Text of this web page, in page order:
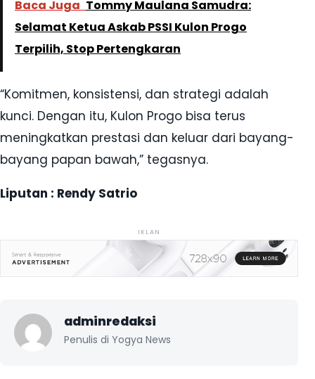
Baca Juga Tommy Maulana Samudra:
Selamat Ketua Askab PSSI Kulon Progo
Terpilih, Stop Pertengkaran
“Komitmen, konsistensi, dan strategi adalah
kunci. Dengan itu, Kulon Progo bisa terus
meningkatkan prestasi dan keluar dari bayang-
bayang papan bawah,” tegasnya.
Liputan : Rendy Satrio
IKLAN
adminredaksi
Penulis di Yogya News